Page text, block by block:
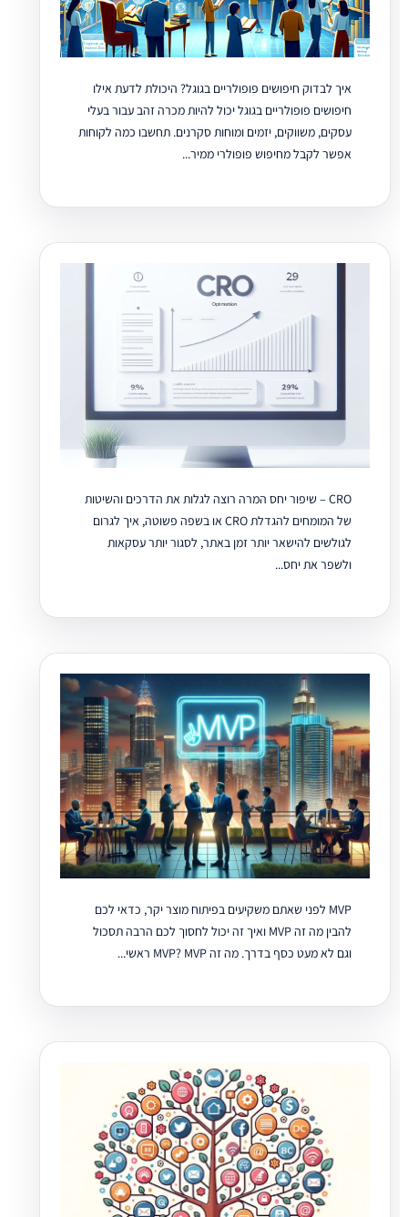
איך לבדוק חיפושים פופולריים בגוגל? היכולת לדעת אילו
חיפושים פופולריים בגוגל יכול להיות מכרה זהב עבור בעלי
עסקים, משווקים, יזמים ומוחות סקרנים. תחשבו כמה לקוחות
אפשר לקבל מחיפוש פופולרי ממיר...
CRO – שיפור יחס המרה רוצה לגלות את הדרכים והשיטות
של המומחים להגדלת CRO או בשפה פשוטה, איך לגרום
לגולשים להישאר יותר זמן באתר, לסגור יותר עסקאות
ולשפר את יחס...
MVP לפני שאתם משקיעים בפיתוח מוצר יקר, כדאי לכם
להבין מה זה MVP ואיך זה יכול לחסוך לכם הרבה תסכול
וגם לא מעט כסף בדרך. מה זה MVP? MVP ראשי...